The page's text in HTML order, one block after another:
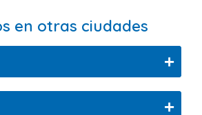
en otras ciudades
+
+